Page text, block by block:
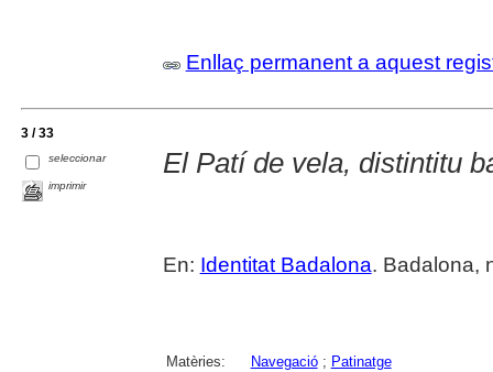
Enllaç permanent a aquest
3 / 33
seleccionar
imprimir
El Patí de vela, distintitu
En: Identitat Badalona. Badalona,
Matèries: Navegació; Patinatge